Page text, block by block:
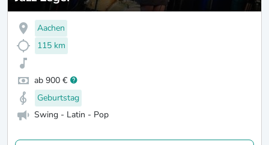
Aachen
115 km
ab 900 €
Geburtstag
Swing - Latin - Pop